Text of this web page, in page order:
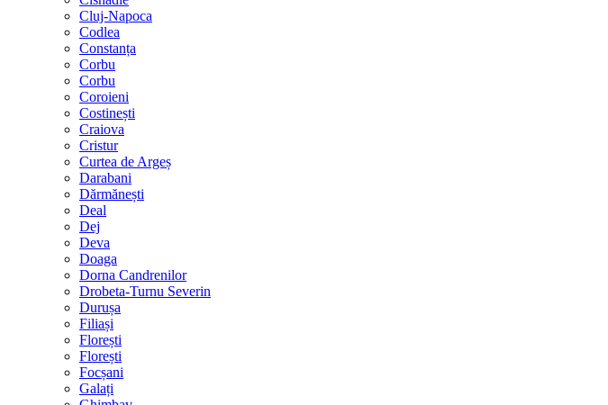
Cluj-Napoca
Codlea
Constanța
Corbu
Corbu
Coroieni
Costinești
Craiova
Cristur
Curtea de Argeș
Darabani
Dărmănești
Deal
Dej
Deva
Doaga
Dorna Candrenilor
Drobeta-Turnu Severin
Durușa
Filiași
Florești
Florești
Focșani
Galați